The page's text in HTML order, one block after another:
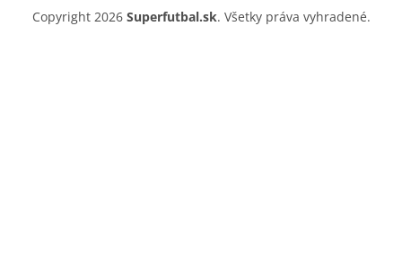
Copyright 2026 Superfutbal.sk. Všetky práva vyhradené.